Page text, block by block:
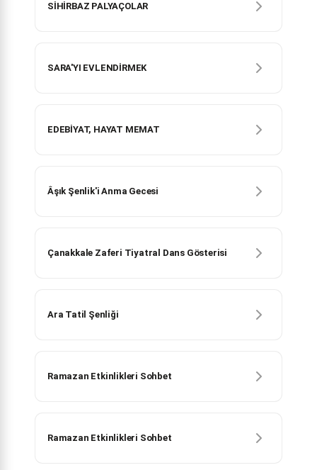
SİHİRBAZ PALYAÇOLAR
SARA'YI EVLENDİRMEK
EDEBİYAT, HAYAT MEMAT
Âşık Şenlik'i Anma Gecesi
Çanakkale Zaferi Tiyatral Dans Gösterisi
Ara Tatil Şenliği
Ramazan Etkinlikleri Sohbet
Ramazan Etkinlikleri Sohbet